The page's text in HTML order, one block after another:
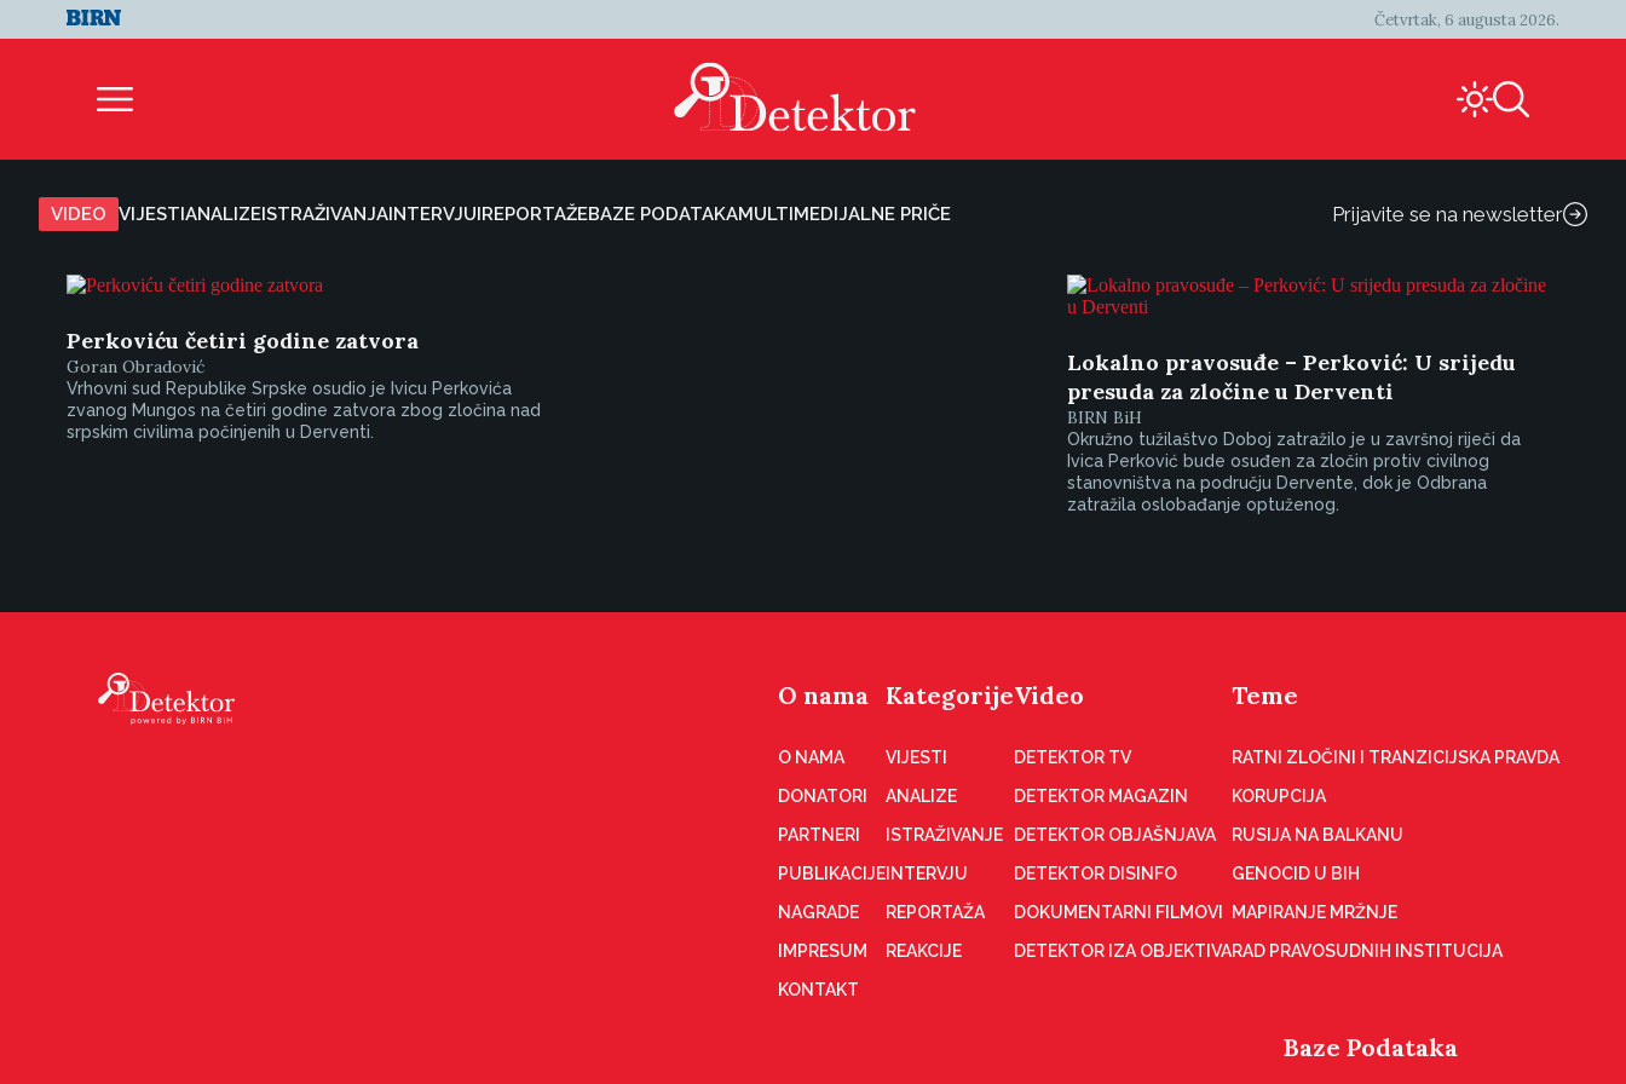
Četvrtak, 6 augusta 2026.
VIDEO VIJESTIANALIZEISTRAŽIVANJAINTERVJUIREPORTAŽEBAZE PODATAKAMULTIMEDIJALNE PRIČE Prijavite se na newsletter
Perkoviću četiri godine zatvora
Goran Obradović
Vrhovni sud Republike Srpske osudio je Ivicu Perkovića
zvanog Mungos na četiri godine zatvora zbog zločina nad
srpskim civilima počinjenih u Derventi.
Lokalno pravosuđe – Perković: U srijedu
presuda za zločine u Derventi
BIRN BiH
Okružno tužilaštvo Doboj zatražilo je u završnoj riječi da
Ivica Perković bude osuđen za zločin protiv civilnog
stanovništva na području Dervente, dok je Odbrana
zatražila oslobađanje optuženog.
O nama
O NAMA
DONATORI
PARTNERI
PUBLIKACIJE
NAGRADE
IMPRESUM
KONTAKT
Kategorije
VIJESTI
ANALIZE
ISTRAŽIVANJE
INTERVJU
REPORTAŽA
REAKCIJE
Video
DETEKTOR TV
DETEKTOR MAGAZIN
DETEKTOR OBJAŠNJAVA
DETEKTOR DISINFO
DOKUMENTARNI FILMOVI
DETEKTOR IZA OBJEKTIVA
Teme
RATNI ZLOČINI I TRANZICIJSKA PRAVDA
KORUPCIJA
RUSIJA NA BALKANU
GENOCID U BIH
MAPIRANJE MRŽNJE
RAD PRAVOSUDNIH INSTITUCIJA
Baze Podataka